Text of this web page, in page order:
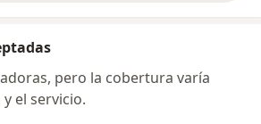
pero la cobertura varía
el servicio.